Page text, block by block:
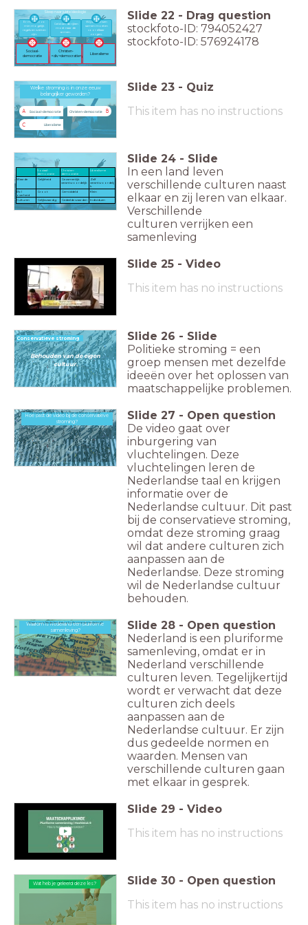
Sleep naar juiste ideologie
Sociaal-
democratie
Christen-
<div>democratie</div>
Liberalisme
Er moeten zo
min mogelijk
regels en wetten
zijn.
Geld van de rijken
moet naar de
armen.
Wij als mensen
samen moeten
voor elkaar
zorgen.
Slide 22 - Drag question
stockfoto-ID: 794052427
stockfoto-ID: 576924178
Welke stroming is in onze eeuw belangrijker geworden?
Welke stroming is in onze eeuw
belangrijker geworden?
A Sociaal-democratie B
Christen-democratie
C Liberalisme
Slide 23 - Quiz
This item has no instructions
Sociaal-
democratie
Christen-
democratie
Liberalisme
Waarde Gelijkheid
Gezamenlijk
verantwoordelijk
Zelf
verantwoordelij
k
Rol
overheid
Groot Gemiddeld Klein
Culturen Gelijkwaardig Gedeelde waarden Individuen
Slide 24 - Slide
In een land
leven
verschil lende culturen naast
elkaar en zij leren van elkaar.
Verschillende
culturen verrijken een
samenleving
Slide 25 - Video
This item has no instructions
Conservatieve stroming
Behouden van de eigen
cultuur.
Slide 26 - Slide
Politieke stroming = een
groep mensen met dezelfde
ideeën over het oplossen van
maatschappelijke problemen.
Hoe past de video bij de conservatieve stroming?
Hoe past de video bij de conservatieve
stroming?
Slide 27 - Open question
De video gaat over
inburgering van
vluchtelingen. Deze
vluchtelingen leren de
Nederlandse taal en krijgen
informatie over de
Nederlandse cultuur. Dit past
bij de conservatieve stroming,
omdat deze stroming graag
wil dat andere culturen zich
aanpassen aan de
Nederlandse. Deze stroming
wil de Nederlandse cultuur
behouden.
Waarom is Nederland een pluriforme samenleving?
Waarom is Nederland een pluriforme
samenleving?
Slide 28 - Open question
Nederland is een pluriforme
samenleving, omdat er in
Nederland verschillende
culturen leven. Tegelijkertijd
wordt er verwacht dat deze
culturen zich deels
aanpassen aan de
Nederlandse cultuur. Er zijn
dus gedeelde normen en
waarden. Mensen van
verschillende culturen gaan
met elkaar in gesprek.
Slide 29 - Video
This item has no instructions
Wat heb je geleerd deze les?
Wat heb je geleerd deze les? Slide 30 - Open question
This item has no instructions